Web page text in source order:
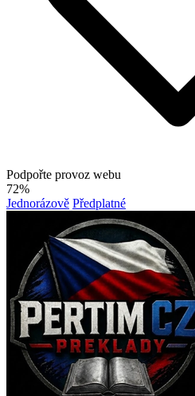
Podpořte provoz webu
72%
Jednorázově Předplatné